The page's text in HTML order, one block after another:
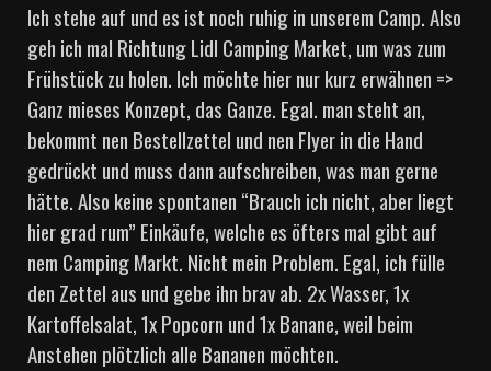
Ich stehe auf und es ist noch ruhig in unserem Camp. Also
geh ich mal Richtung Lidl Camping Market, um was zum
Frühstück zu holen. Ich möchte hier nur kurz erwähnen =>
Ganz mieses Konzept, das Ganze. Egal. man steht an,
bekommt nen Bestellzettel und nen Flyer in die Hand
gedrückt und muss dann aufschreiben, was man gerne
hätte. Also keine spontanen “Brauch ich nicht, aber liegt
hier grad rum” Einkäufe, welche es öfters mal gibt auf
nem Camping Markt. Nicht mein Problem. Egal, ich fülle
den Zettel aus und gebe ihn brav ab. 2x Wasser, 1x
Kartoffelsalat, 1x Popcorn und 1x Banane, weil beim
Anstehen plötzlich alle Bananen möchten.